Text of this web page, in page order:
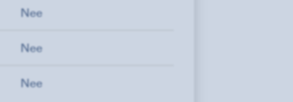
Nee
Nee
Nee